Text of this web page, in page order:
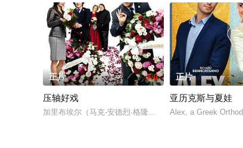
正片 5.0
压轴好戏
加里布埃尔（马克-安德烈·格隆丁 Marc-André Grondin
正片
亚历克斯与夏娃
Alex, a Greek